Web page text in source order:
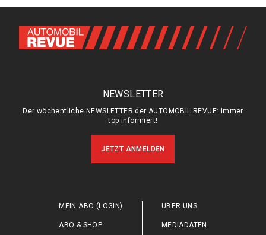
NEWSLETTER
Der wöchentliche NEWSLETTER der AUTOMOBIL REVUE: Immer
top informiert!
JETZT ANMELDEN
MEIN ABO (LOGIN)
ABO & SHOP
ÜBER UNS
MEDIADATEN